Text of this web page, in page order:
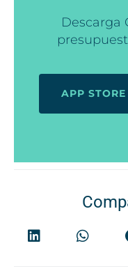
Descarga
APP STORE